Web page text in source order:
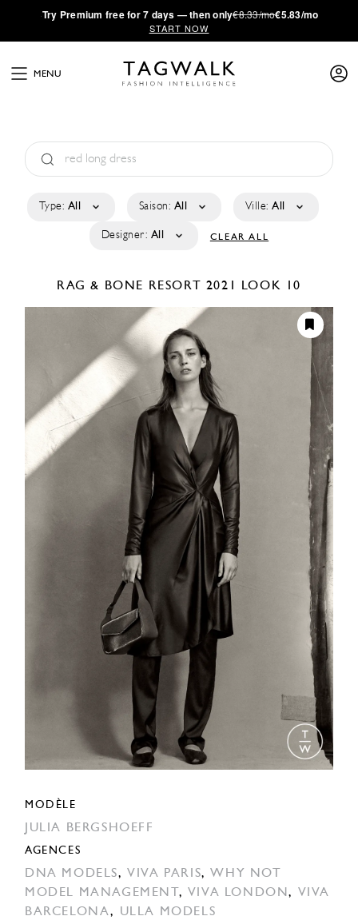
·Try Premium free for 7 days — then only€8.33/mo€5.83/mo
START NOW
MENU
Type: All Saison: All Ville: All
Designer: All CLEAR ALL
RAG & BONE RESORT 2021 LOOK 10
MODÈLE
JULIA BERGSHOEFF
AGENCES
DNA MODELS,VIVA PARIS,WHY NOT
MODEL MANAGEMENT , VIVA LONDON, VIVA
BARCELONA, ULLA MODELS